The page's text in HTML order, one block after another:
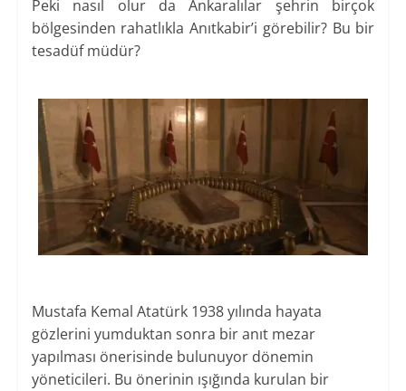
Peki nasıl olur da Ankaralılar şehrin birçok
bölgesinden rahatlıkla Anıtkabir’i görebilir? Bu bir
tesadüf müdür?
Mustafa Kemal Atatürk 1938 yılında hayata
gözlerini yumduktan sonra bir anıt mezar
yapılması önerisinde bulunuyor dönemin
yöneticileri. Bu önerinin ışığında kurulan bir